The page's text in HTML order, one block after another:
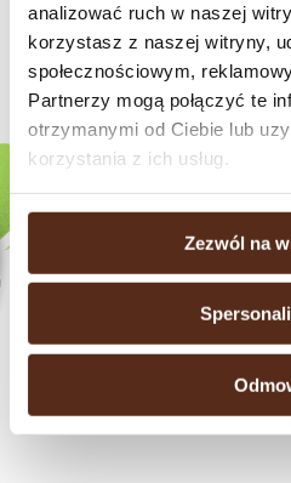
analizować ruch w naszej
korzystasz z naszej witryny,
społecznościowym,
Partnerzy mogą połączyć te
otrzymanymi od Ciebie lub
korzystania z ich usług.
Zezwól na
Check